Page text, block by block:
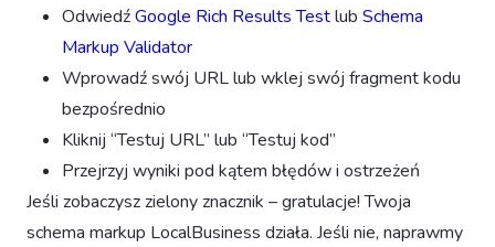
OdwiedźGoogle Rich Results Testlub Schema
Markup Validator
Wprowadź swój URL lub wklej swój fragment kodu
bezpośrednio
Kliknij “Testuj URL” lub “Testuj kod”
Przejrzyj wyniki pod kątem błędów i ostrzeżeń
Jeśli zobaczysz zielony znacznik – gratulacje! Twoja
schema markup LocalBusiness działa. Jeśli nie, naprawmy